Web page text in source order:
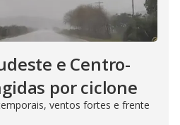
e Centro-
por ciclone
ventos fortes e frente